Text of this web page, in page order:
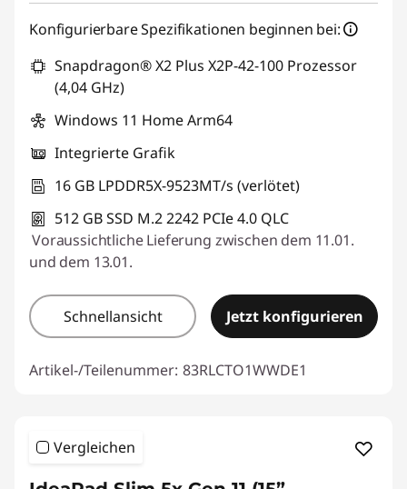
Konfigurierbare Spezifikationen beginnen bei:
Snapdragon® X2 Plus X2P-42-100 Prozessor
(4,04 GHz)
Windows 11 Home Arm64
Integrierte Grafik
16 GB LPDDR5X-9523MT/s (verlötet)
512 GB SSD M.2 2242 PCIe 4.0 QLC
Voraussichtliche Lieferung zwischen dem 11.01.
und dem 13.01.
Schnellansicht Jetzt konfigurieren
Artikel-/Teilenummer: 83RLCTO1WWDE1
Vergleichen